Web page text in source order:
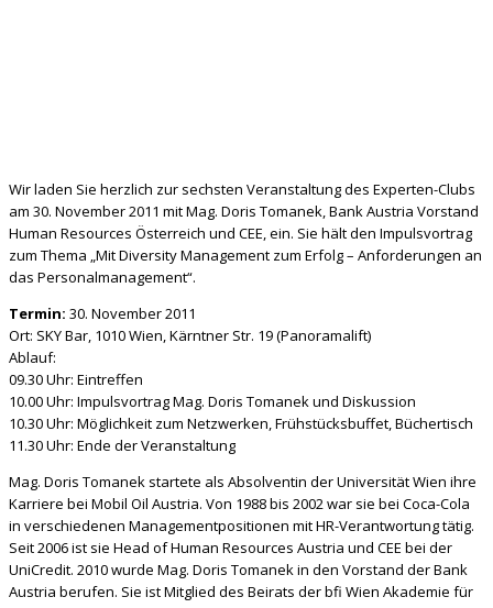
Wir laden Sie herzlich zur sechsten Veranstaltung des Experten-Clubs
am 30. November 2011 mit Mag. Doris Tomanek, Bank Austria Vorstand
Human Resources Österreich und CEE, ein. Sie hält den Impulsvortrag
zum Thema „Mit Diversity Management zum Erfolg – Anforderungen an
das Personalmanagement“.
Termin: 30. November 2011
Ort: SKY Bar, 1010 Wien, Kärntner Str. 19 (Panoramalift)
Ablauf:
09.30 Uhr: Eintreffen
10.00 Uhr: Impulsvortrag Mag. Doris Tomanek und Diskussion
10.30 Uhr: Möglichkeit zum Netzwerken, Frühstücksbuffet, Büchertisch
11.30 Uhr: Ende der Veranstaltung
Mag. Doris Tomanek startete als Absolventin der Universität Wien ihre
Karriere bei Mobil Oil Austria. Von 1988 bis 2002 war sie bei Coca-Cola
in verschiedenen Managementpositionen mit HR-Verantwortung tätig.
Seit 2006 ist sie Head of Human Resources Austria und CEE bei der
UniCredit. 2010 wurde Mag. Doris Tomanek in den Vorstand der Bank
Austria berufen. Sie ist Mitglied des Beirats der bfi Wien Akademie für